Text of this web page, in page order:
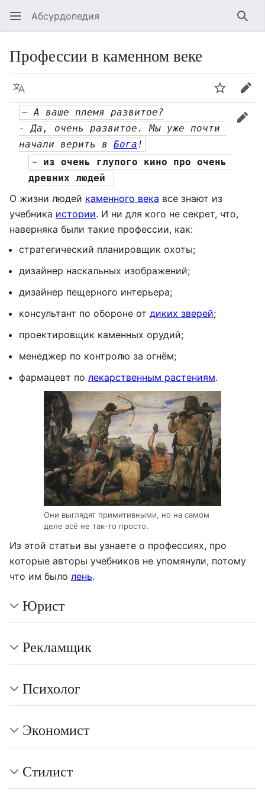
Абсурдопедия
Профессии в каменном веке
Язык
— А ваше племя развитое?
- Да, очень развитое. Мы уже почти
начали верить в Бога !
~ из очень глупого кино про очень
древних людей
О жизни людей каменного века все знают из
учебника истории. И ни для кого не секрет, что,
наверняка были такие профессии, как:
стратегический планировщик охоты;
дизайнер наскальных изображений;
дизайнер пещерного интерьера;
консультант по обороне от диких зверей;
проектировщик каменных орудий;
менеджер по контролю за огнём;
фармацевт по лекарственным растениям.
Они выглядят примитивными, но на самом
деле всё не так-то просто.
Из этой статьи вы узнаете о профессиях, про
которые авторы учебников не упомянули, потому
что им было лень.
Юрист
Рекламщик
Психолог
Экономист
Стилист